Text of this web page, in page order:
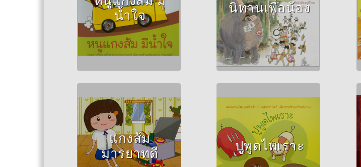
น้ำใจ
นิทานเพื่อน้อง
แกงส้ม
มารยาทดี
Author :วินัดดา ทอง
ปลิว
ปูพูดไพเราะ
Author :วินัดดา ทอง
ปลิว